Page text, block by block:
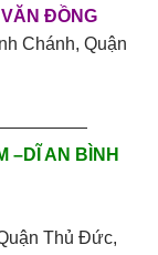
ĐỒNG
Chánh, Quận
–DĨ AN BÌNH
Thủ Đức,